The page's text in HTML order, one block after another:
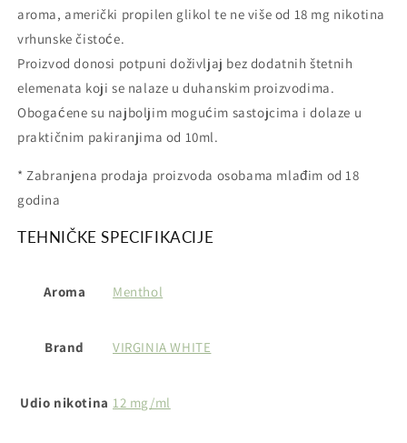
aroma, američki propilen glikol te ne više od 18 mg nikotina
vrhunske čistoće.
Proizvod donosi potpuni doživljaj bez dodatnih štetnih
elemenata koji se nalaze u duhanskim proizvodima.
Obogaćene su najboljim mogućim sastojcima i dolaze u
praktičnim pakiranjima od 10ml.
* Zabranjena prodaja proizvoda osobama mlađim od 18
godina
TEHNIČKE SPECIFIKACIJE
Aroma Menthol
Brand VIRGINIA WHITE
Udio nikotina 12 mg/ml